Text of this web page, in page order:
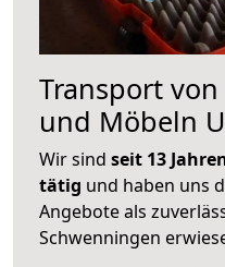
Transport
und Möbeln
Wir sind seit 13
tätig und haben uns
Angebote als
Schwenningen